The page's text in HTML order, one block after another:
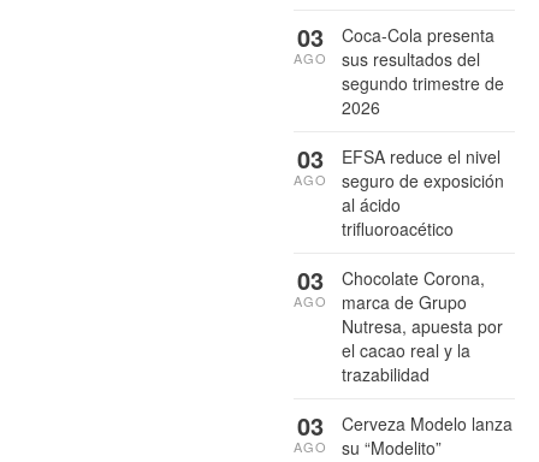
Coca-Cola presenta
sus resultados del
segundo trimestre de
2026
03
AGO
EFSA reduce el nivel
seguro de exposición
al ácido
trifluoroacético
03
AGO
Chocolate Corona,
marca de Grupo
Nutresa, apuesta por
el cacao real y la
trazabilidad
03
AGO
Cerveza Modelo lanza
su “Modelito”
03
AGO